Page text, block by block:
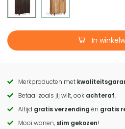
In
Call
to
actions
Merkproducten met
Betaal zoals jij wilt, ook achteraf.
Altijd gratis verzending én gratis
Mooi wonen, slim gekozen!